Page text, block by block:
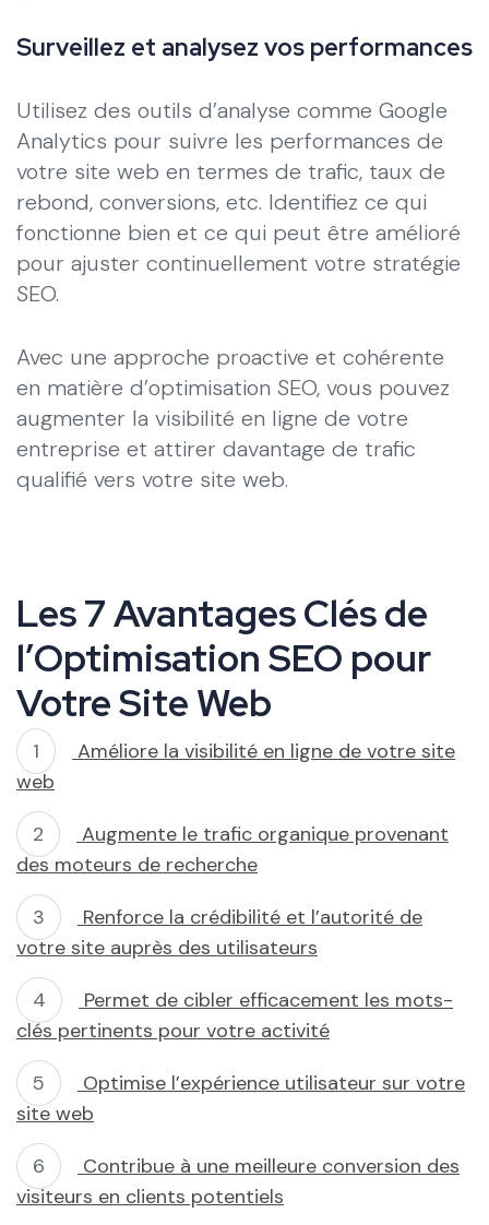
Surveillez et analysez vos performances
Utilisez des outils d’analyse comme Google
Analytics pour suivre les performances de
votre site web en termes de trafic, taux de
rebond, conversions, etc. Identifiez ce qui
fonctionne bien et ce qui peut être amélioré
pour ajuster continuellement votre stratégie
SEO.
Avec une approche proactive et cohérente
en matière d’optimisation SEO, vous pouvez
augmenter la visibilité en ligne de votre
entreprise et attirer davantage de trafic
qualifié vers votre site web.
Les 7 Avantages Clés de
l’Optimisation SEO pour
Votre Site Web
Améliore la visibilité en ligne de votre site
web
Augmente le trafic organique provenant
des moteurs de recherche
Renforce la crédibilité et l’autorité de
votre site auprès des utilisateurs
Permet de cibler efficacement les mots-
clés pertinents pour votre activité
Optimise l’expérience utilisateur sur votre
site web
Contribue à une meilleure conversion des
visiteurs en clients potentiels